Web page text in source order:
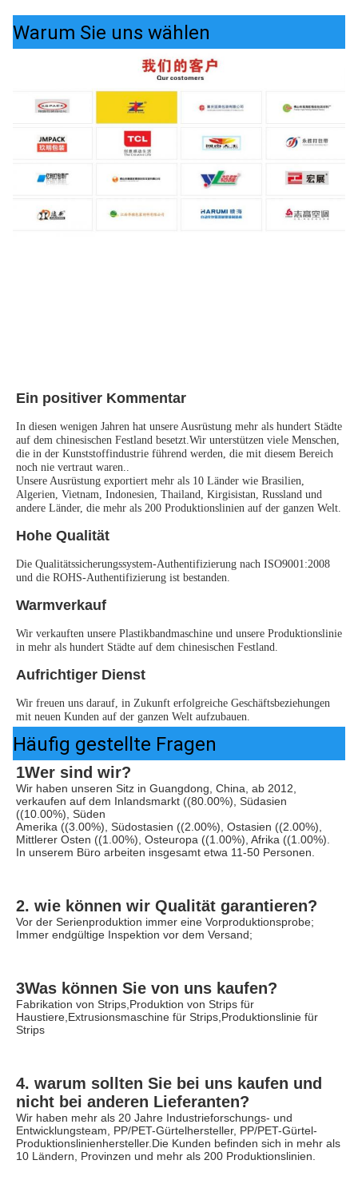
Warum Sie uns wählen
Ein positiver Kommentar
In diesen wenigen Jahren hat unsere Ausrüstung mehr als hundert Städte
auf dem chinesischen Festland besetzt.Wir unterstützen viele Menschen,
die in der Kunststoffindustrie führend werden, die mit diesem Bereich
noch nie vertraut waren..
Unsere Ausrüstung exportiert mehr als 10 Länder wie Brasilien,
Algerien, Vietnam, Indonesien, Thailand, Kirgisistan, Russland und
andere Länder, die mehr als 200 Produktionslinien auf der ganzen Welt.
Hohe Qualität
Die Qualitätssicherungssystem-Authentifizierung nach ISO9001:2008
und die ROHS-Authentifizierung ist bestanden.
Warmverkauf
Wir verkauften unsere Plastikbandmaschine und unsere Produktionslinie
in mehr als hundert Städte auf dem chinesischen Festland.
Aufrichtiger Dienst
Wir freuen uns darauf, in Zukunft erfolgreiche Geschäftsbeziehungen
mit neuen Kunden auf der ganzen Welt aufzubauen.
Häufig gestellte Fragen
1Wer sind wir?
Wir haben unseren Sitz in Guangdong, China, ab 2012,
verkaufen auf dem Inlandsmarkt ((80.00%), Südasien
((10.00%), Süden
Amerika ((3.00%), Südostasien ((2.00%), Ostasien ((2.00%),
Mittlerer Osten ((1.00%), Osteuropa ((1.00%), Afrika ((1.00%).
In unserem Büro arbeiten insgesamt etwa 11-50 Personen.
2. wie können wir Qualität garantieren?
Vor der Serienproduktion immer eine Vorproduktionsprobe;
Immer endgültige Inspektion vor dem Versand;
3Was können Sie von uns kaufen?
Fabrikation von Strips,Produktion von Strips für
Haustiere,Extrusionsmaschine für Strips,Produktionslinie für
Strips
4. warum sollten Sie bei uns kaufen und
nicht bei anderen Lieferanten?
Wir haben mehr als 20 Jahre Industrieforschungs- und
Entwicklungsteam, PP/PET-Gürtelhersteller, PP/PET-Gürtel-
Produktionslinienhersteller.Die Kunden befinden sich in mehr als
10 Ländern, Provinzen und mehr als 200 Produktionslinien.